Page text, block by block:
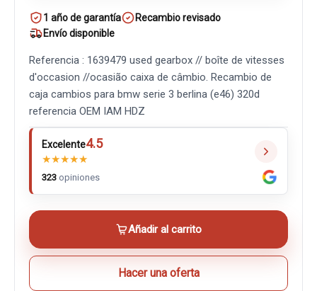
1 año de garantía
Recambio revisado
Envío disponible
Referencia : 1639479 used gearbox // boîte de vitesses
d'occasion //ocasião caixa de câmbio. Recambio de
caja cambios para bmw serie 3 berlina (e46) 320d
referencia OEM IAM HDZ
Excelente4.5
★★★★★
323 opiniones
Añadir al carrito
Hacer una oferta